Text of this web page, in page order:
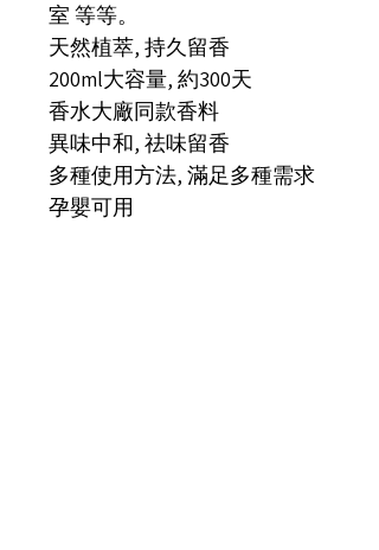
室 等等。
天然植萃, 持久留香
200ml大容量, 約300天
香水大廠同款香料
異味中和, 祛味留香
多種使用方法, 滿足多種需求
孕嬰可用